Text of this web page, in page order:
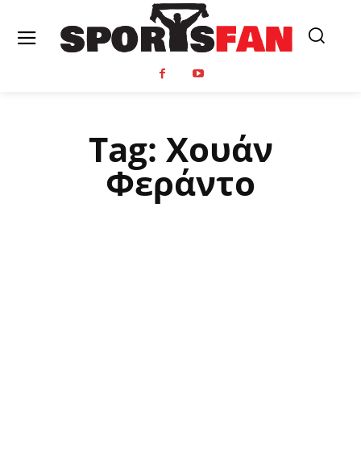
Tag: Χουάν
Φεράντο